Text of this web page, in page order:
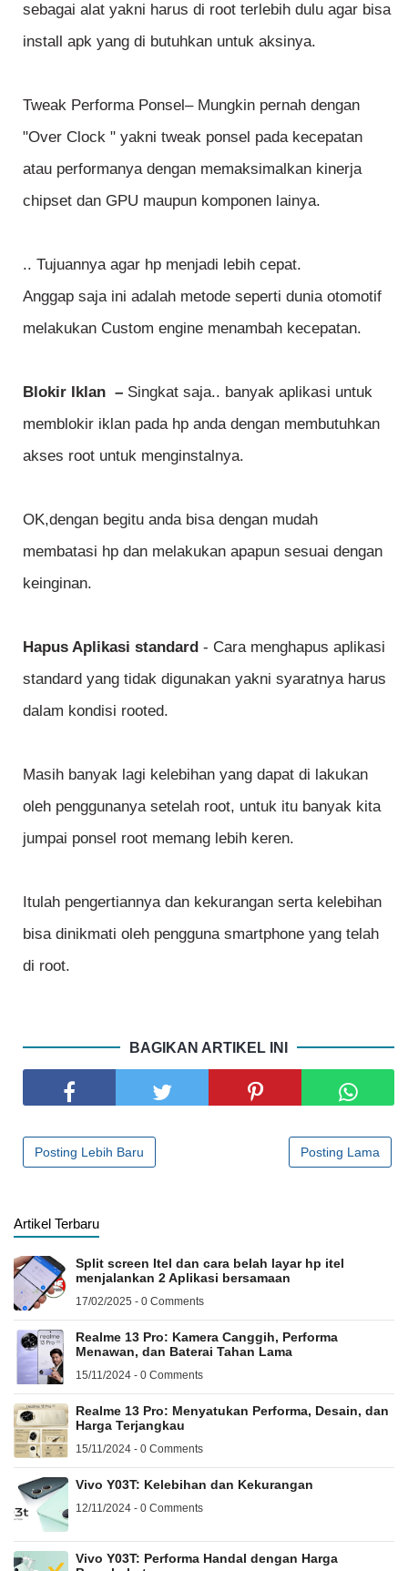
sebagai alat yakni harus di root terlebih dulu agar bisa
install apk yang di butuhkan untuk aksinya.
Tweak Performa Ponsel– Mungkin pernah dengan
"Over Clock " yakni tweak ponsel pada kecepatan
atau performanya dengan memaksimalkan kinerja
chipset dan GPU maupun komponen lainya.
.. Tujuannya agar hp menjadi lebih cepat.
Anggap saja ini adalah metode seperti dunia otomotif
melakukan Custom engine menambah kecepatan.
Blokir Iklan – Singkat saja.. banyak aplikasi untuk
memblokir iklan pada hp anda dengan membutuhkan
akses root untuk menginstalnya.
OK,dengan begitu anda bisa dengan mudah
membatasi hp dan melakukan apapun sesuai dengan
keinginan.
Hapus Aplikasi standard - Cara menghapus aplikasi
standard yang tidak digunakan yakni syaratnya harus
dalam kondisi rooted.
Masih banyak lagi kelebihan yang dapat di lakukan
oleh penggunanya setelah root, untuk itu banyak kita
jumpai ponsel root memang lebih keren.
Itulah pengertiannya dan kekurangan serta kelebihan
bisa dinikmati oleh pengguna smartphone yang telah
di root.
BAGIKAN ARTIKEL INI
Posting Lebih Baru Posting Lama
Artikel Terbaru
Split screen Itel dan cara belah layar hp itel
menjalankan 2 Aplikasi bersamaan
17/02/2025 - 0 Comments
Realme 13 Pro: Kamera Canggih, Performa
Menawan, dan Baterai Tahan Lama
15/11/2024 - 0 Comments
Realme 13 Pro: Menyatukan Performa, Desain, dan
Harga Terjangkau
15/11/2024 - 0 Comments
Vivo Y03T: Kelebihan dan Kekurangan
12/11/2024 - 0 Comments
Vivo Y03T: Performa Handal dengan Harga